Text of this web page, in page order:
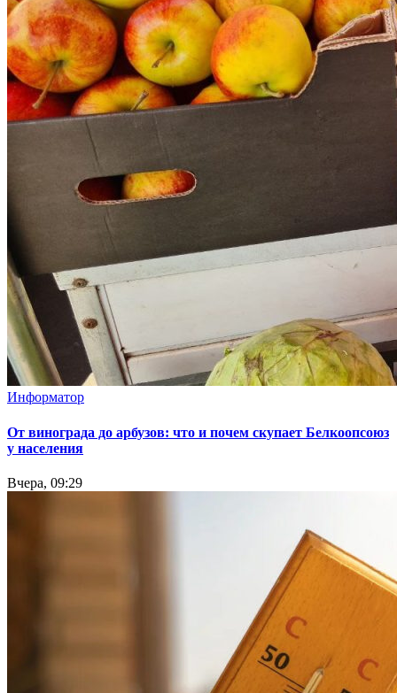
Информатор
От винограда до арбузов: что и почем скупает Белкоопсоюз
у населения
Вчера, 09:29